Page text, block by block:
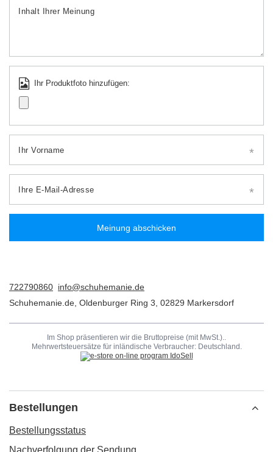
Inhalt Ihrer Meinung
Ihr Produktfoto hinzufügen:
Ihr Vorname
Ihre E-Mail-Adresse
Meinung abschicken
722790860 info@schuhemanie.de
Schuhemanie.de Oldenburger Ring 3 02829 Markersdorf
Im Shop präsentieren wir die Bruttopreise (mit MwSt.)..
Mehrwertsteuersätze für inländische Verbraucher: Deutschland .
Bestellungen
Bestellungsstatus
Nachverfolgung der Sendung